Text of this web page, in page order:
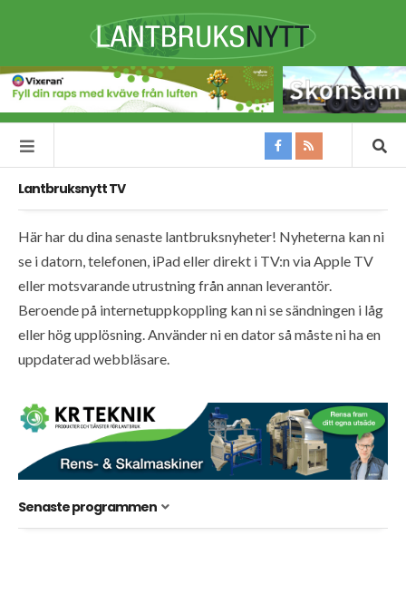
Lantbruksnytt TV
Här har du dina senaste lantbruksnyheter! Nyheterna kan ni
se i datorn, telefonen, iPad eller direkt i TV:n via Apple TV
eller motsvarande utrustning från annan leverantör.
Beroende på internetuppkoppling kan ni se sändningen i låg
eller hög upplösning. Använder ni en dator så måste ni ha en
uppdaterad webbläsare.
Senaste programmen